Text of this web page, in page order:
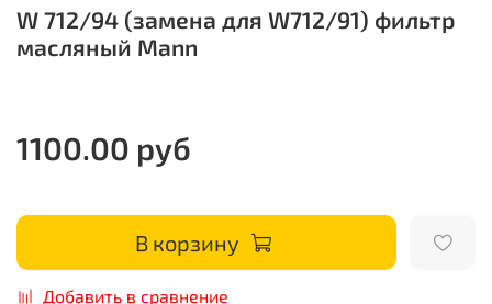
W 712/94 (замена для W712/91) фильтр
масляный Mann
1100.00 руб
В корзину
Добавить в сравнение